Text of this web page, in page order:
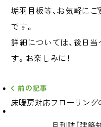
垢羽目板等、お気軽に
です。
詳細については、後日
す。お楽しみに！
前の記事
床暖房対応フローリング